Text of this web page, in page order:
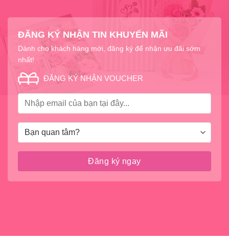
ĐĂNG KÝ NHẬN TIN KHUYẾN MÃI
Dành cho khách hàng mới, đăng ký để nhận ưu đãi sớm
nhất!
ĐĂNG KÝ NHẬN VOUCHER